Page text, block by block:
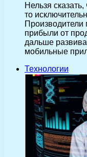
Нельзя
то
Производители
прибыли от
дальше
мобильные
Технологии